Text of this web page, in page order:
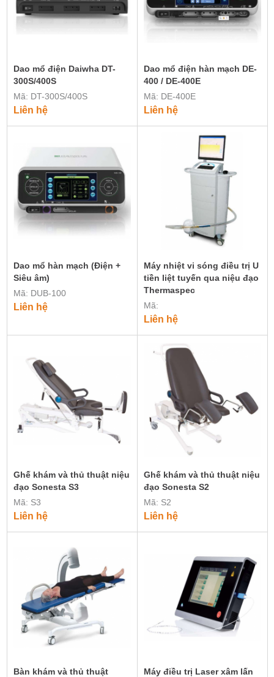
Dao mổ điện Daiwha DT-
300S/400S
Mã: DT-300S/400S
Liên hệ
Dao mổ điện hàn mạch DE-
400 / DE-400E
Mã: DE-400E
Liên hệ
Dao mổ hàn mạch (Điện +
Siêu âm)
Mã: DUB-100
Liên hệ
Máy nhiệt vi sóng điều trị U
tiền liệt tuyến qua niệu đạo
Thermaspec
Mã:
Liên hệ
Ghế khám và thủ thuật niệu
đạo Sonesta S3
Mã: S3
Liên hệ
Ghế khám và thủ thuật niệu
đạo Sonesta S2
Mã: S2
Liên hệ
Bàn khám và thủ thuật
Máy điều trị Laser xâm lấn